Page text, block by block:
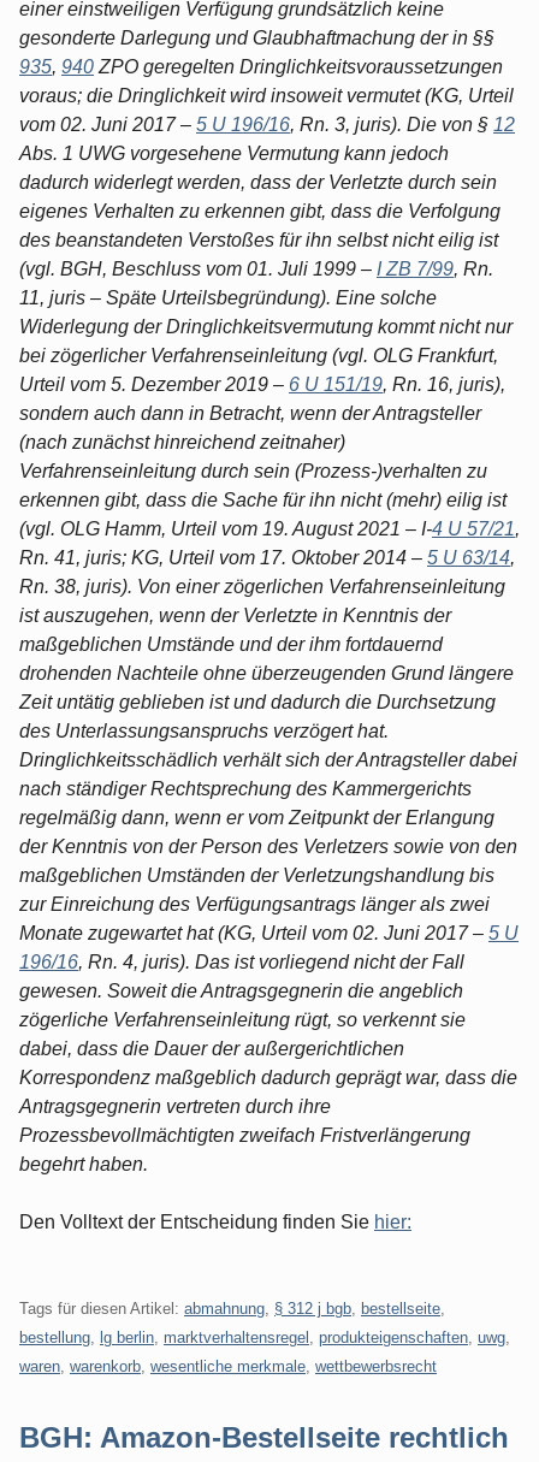
einer einstweiligen Verfügung grundsätzlich keine
gesonderte Darlegung und Glaubhaftmachung der in §§
935, 940 ZPO geregelten Dringlichkeitsvoraussetzungen
voraus; die Dringlichkeit wird insoweit vermutet (KG, Urteil
vom 02. Juni 2017 – 5 U 196/16, Rn. 3, juris). Die von § 12
Abs. 1 UWG vorgesehene Vermutung kann jedoch
dadurch widerlegt werden, dass der Verletzte durch sein
eigenes Verhalten zu erkennen gibt, dass die Verfolgung
des beanstandeten Verstoßes für ihn selbst nicht eilig ist
(vgl. BGH, Beschluss vom 01. Juli 1999 – I ZB 7/99, Rn.
11, juris – Späte Urteilsbegründung). Eine solche
Widerlegung der Dringlichkeitsvermutung kommt nicht nur
bei zögerlicher Verfahrenseinleitung (vgl. OLG Frankfurt,
Urteil vom 5. Dezember 2019 – 6 U 151/19, Rn. 16, juris),
sondern auch dann in Betracht, wenn der Antragsteller
(nach zunächst hinreichend zeitnaher)
Verfahrenseinleitung durch sein (Prozess-)verhalten zu
erkennen gibt, dass die Sache für ihn nicht (mehr) eilig ist
(vgl. OLG Hamm, Urteil vom 19. August 2021 – I-4 U 57/21,
Rn. 41, juris; KG, Urteil vom 17. Oktober 2014 – 5 U 63/14,
Rn. 38, juris). Von einer zögerlichen Verfahrenseinleitung
ist auszugehen, wenn der Verletzte in Kenntnis der
maßgeblichen Umstände und der ihm fortdauernd
drohenden Nachteile ohne überzeugenden Grund längere
Zeit untätig geblieben ist und dadurch die Durchsetzung
des Unterlassungsanspruchs verzögert hat.
Dringlichkeitsschädlich verhält sich der Antragsteller dabei
nach ständiger Rechtsprechung des Kammergerichts
regelmäßig dann, wenn er vom Zeitpunkt der Erlangung
der Kenntnis von der Person des Verletzers sowie von den
maßgeblichen Umständen der Verletzungshandlung bis
zur Einreichung des Verfügungsantrags länger als zwei
Monate zugewartet hat (KG, Urteil vom 02. Juni 2017 – 5 U
196/16, Rn. 4, juris). Das ist vorliegend nicht der Fall
gewesen. Soweit die Antragsgegnerin die angeblich
zögerliche Verfahrenseinleitung rügt, so verkennt sie
dabei, dass die Dauer der außergerichtlichen
Korrespondenz maßgeblich dadurch geprägt war, dass die
Antragsgegnerin vertreten durch ihre
Prozessbevollmächtigten zweifach Fristverlängerung
begehrt haben.
Den Volltext der Entscheidung finden Sie hier:
Tags für diesen Artikel: abmahnung § 312 j bgb bestellseite
bestellung
lg berlin marktverhaltensregel produkteigenschaften uwg
waren warenkorb wesentliche merkmale wettbewerbsrecht
BGH: Amazon-Bestellseite rechtlich